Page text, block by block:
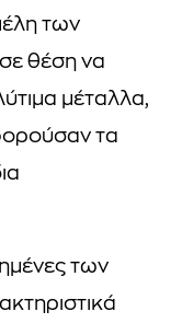
των
θέση να
μέταλλα,
τα
των